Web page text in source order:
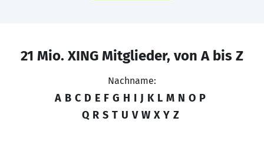
21 Mio. XING Mitglieder, von A bis Z
Nachname:
A B C D E F G H I J K L M N O P
Q R S T U V W X Y Z